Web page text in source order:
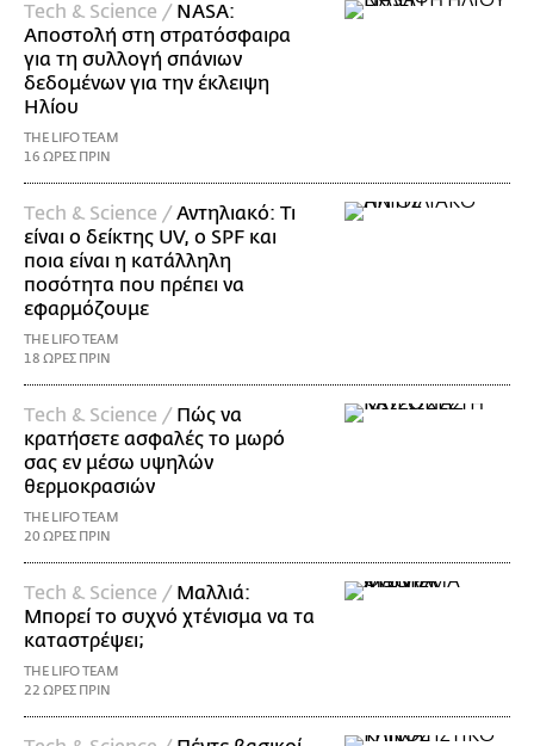
Τech & Science / NASA:
Αποστολή στη στρατόσφαιρα
για τη συλλογή σπάνιων
δεδομένων για την έκλειψη
Ηλίου
THE LIFO TEAM
16 ΩΡΕΣ ΠΡΙΝ
Τech & Science /Αντηλιακό: Τι
είναι ο δείκτης UV, ο SPF και
ποια είναι η κατάλληλη
ποσότητα που πρέπει να
εφαρμόζουμε
THE LIFO TEAM
18 ΩΡΕΣ ΠΡΙΝ
Τech & Science / Πώς να
κρατήσετε ασφαλές το μωρό
σας εν μέσω υψηλών
θερμοκρασιών
THE LIFO TEAM
20 ΩΡΕΣ ΠΡΙΝ
Τech & Science / Μαλλιά:
Μπορεί το συχνό χτένισμα να τα
καταστρέψει;
THE LIFO TEAM
22 ΩΡΕΣ ΠΡΙΝ